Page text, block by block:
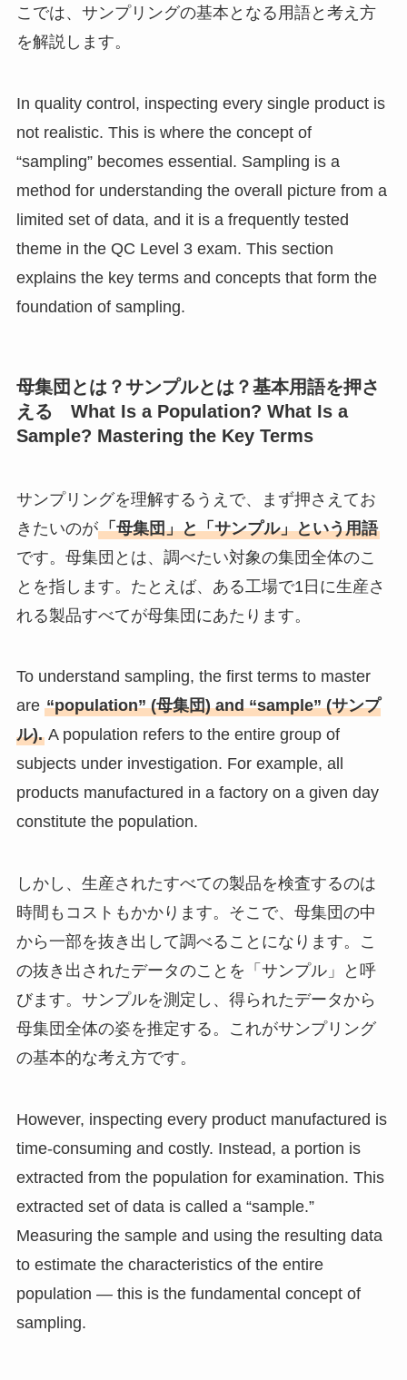
こでは、サンプリングの基本となる用語と考え方
を解説します。
In quality control, inspecting every single product is
not realistic. This is where the concept of
“sampling” becomes essential. Sampling is a
method for understanding the overall picture from a
limited set of data, and it is a frequently tested
theme in the QC Level 3 exam. This section
explains the key terms and concepts that form the
foundation of sampling.
母集団とは？サンプルとは？基本用語を押さ
える What Is a Population? What Is a
Sample? Mastering the Key Terms
サンプリングを理解するうえで、まず押さえてお
きたいのが「母集団」と「サンプル」という用語
です。母集団とは、調べたい対象の集団全体のこ
とを指します。たとえば、ある工場で1日に生産さ
れる製品すべてが母集団にあたります。
To understand sampling, the first terms to master
are “population” (母集団) and “sample” (サンプ
ル).A population refers to the entire group of
subjects under investigation. For example, all
products manufactured in a factory on a given day
constitute the population.
しかし、生産されたすべての製品を検査するのは
時間もコストもかかります。そこで、母集団の中
から一部を抜き出して調べることになります。こ
の抜き出されたデータのことを「サンプル」と呼
びます。サンプルを測定し、得られたデータから
母集団全体の姿を推定する。これがサンプリング
の基本的な考え方です。
However, inspecting every product manufactured is
time-consuming and costly. Instead, a portion is
extracted from the population for examination. This
extracted set of data is called a “sample.”
Measuring the sample and using the resulting data
to estimate the characteristics of the entire
population — this is the fundamental concept of
sampling.